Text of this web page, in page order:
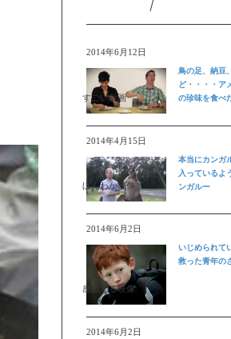
2014年6月12日
すごい動画
鳥の足、納豆
ど・・・・ア
の珍味を食べ
2014年4月15日
ほんわか映像
本当にカンガ
入っているよ
ンガルー
2014年6月2日
感動する映像
いじめられて
救った青年の
2014年6月2日